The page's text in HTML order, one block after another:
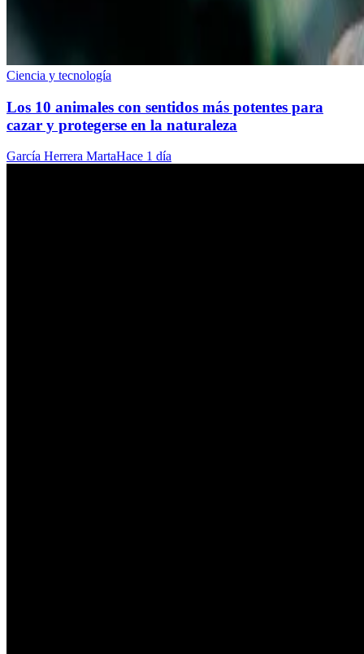
Ciencia y tecnología
Los 10 animales con sentidos más potentes para
cazar y protegerse en la naturaleza
García Herrera MartaHace 1 día